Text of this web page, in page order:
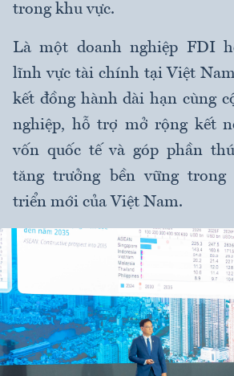
trong khu vực.
Là một doanh nghiệp FDI
lĩnh vực tài chính tại Việt
kết đồng hành dài hạn cùng
nghiệp, hỗ trợ mở rộng kết
vốn quốc tế và góp phần
tăng trưởng bền vững trong
triển mới của Việt Nam.